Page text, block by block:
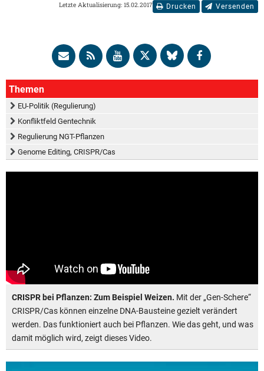
Drucken Versenden
Letzte Aktualisierung: 15.02.2017
Themen
EU-Politik (Regulierung)
Konfliktfeld Gentechnik
Regulierung NGT-Pflanzen
Genome Editing, CRISPR/Cas
CRISPR bei Pflanzen: Zum Beispiel Weizen. Mit der „Gen-Schere“
CRISPR/Cas können einzelne DNA-Bausteine gezielt verändert
werden. Das funktioniert auch bei Pflanzen. Wie das geht, und was
damit möglich wird, zeigt dieses Video.